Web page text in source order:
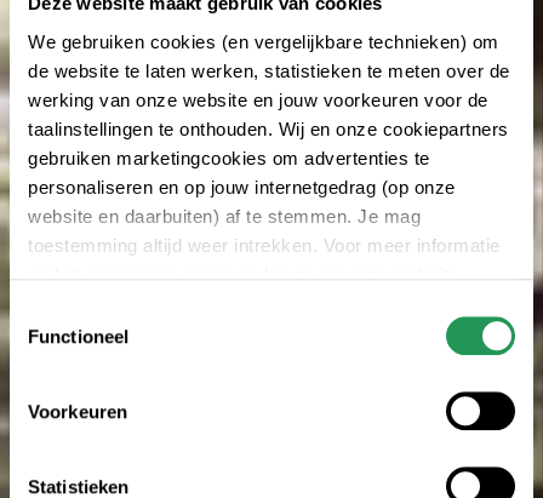
We gebruiken cookies (en vergelijkbare technieken) om
de website te laten werken, statistieken te meten over de
werking van onze website en jouw voorkeuren voor de
taalinstellingen te onthouden. Wij en onze cookiepartners
gebruiken marketingcookies om advertenties te
personaliseren en op jouw internetgedrag (op onze
website en daarbuiten) af te stemmen. Je mag
toestemming altijd weer intrekken. Voor meer informatie
Toestemmingsselectie
Functioneel
Voorkeuren
Statistieken